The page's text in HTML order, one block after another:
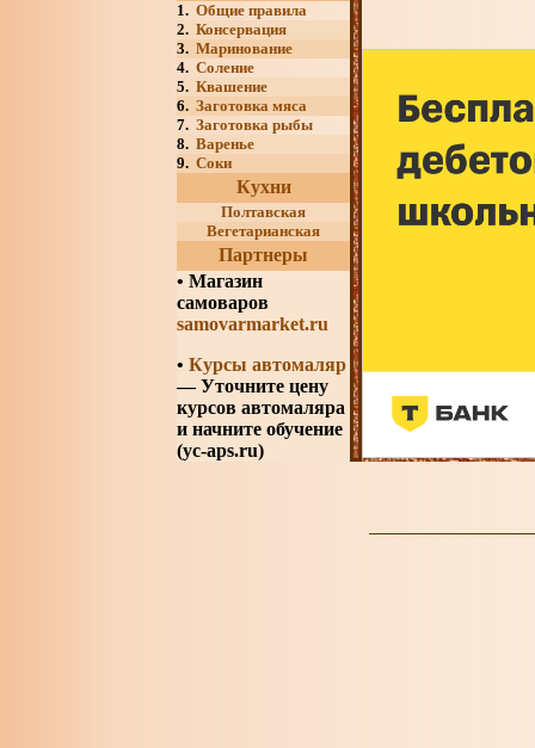
1. Общие правила
2. Консервация
3. Маринование
4. Соление
5. Квашение
6. Заготовка мяса
7. Заготовка рыбы
8. Варенье
9. Соки
Кухни
Полтавская
Вегетарианская
Партнеры
• Магазин
самоваров
samovarmarket.ru
• Курсы автомаляр
— Уточните цену
курсов автомаляра
и начните обучение
(yc-aps.ru)